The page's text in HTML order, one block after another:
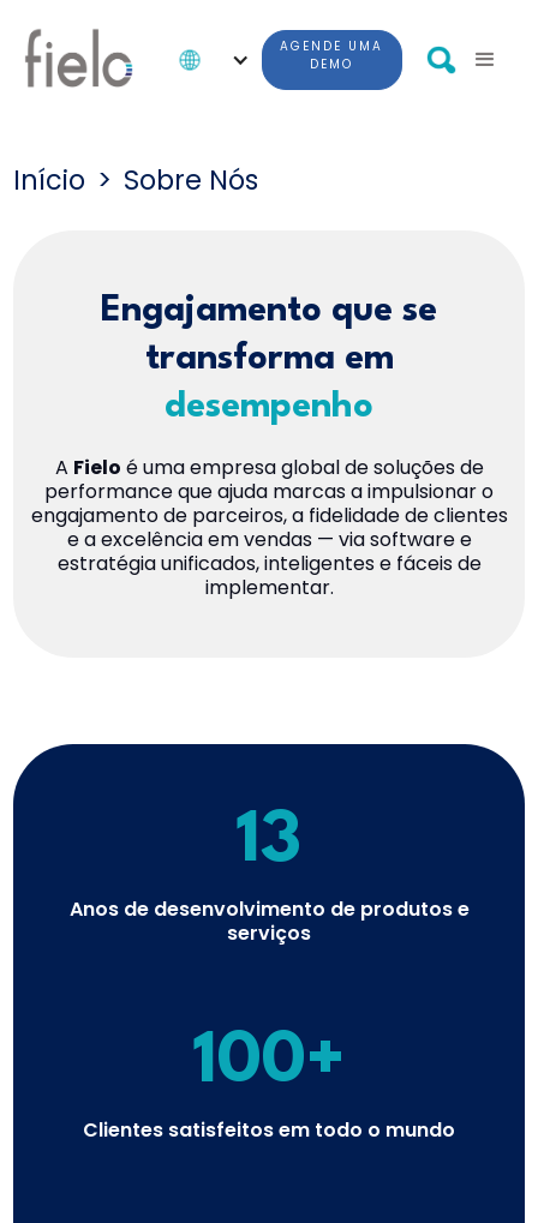
AGENDE UMA
DEMO
Início > Sobre Nós
Engajamento que se
transforma em
desempenho
A Fielo é uma empresa global de soluções de
performance que ajuda marcas a impulsionar o
engajamento de parceiros, a fidelidade de clientes
e a excelência em vendas — via software e
estratégia unificados, inteligentes e fáceis de
implementar.
13
Anos de desenvolvimento de produtos e
serviços
100+
Clientes satisfeitos em todo o mundo